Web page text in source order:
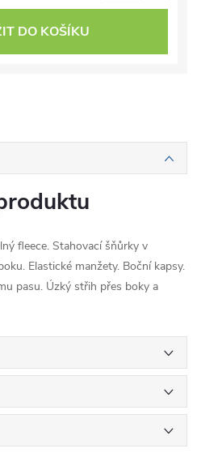
DO KOŠÍKU
fleece. Stahovací šňůrky v
Elastické manžety. Boční kapsy.
pasu. Úzký střih přes boky a